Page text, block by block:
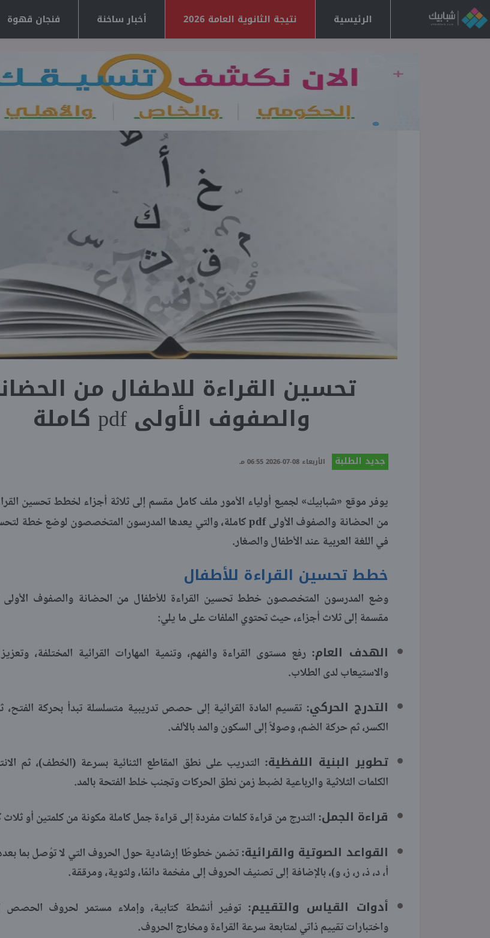
الرئيسية نتيجة الثانوية العامة 2026 أخبار ساخنة فنجان قهوة
تحسين القراءة للاطفال من
والصفوف الأولى pdf كاملة
جديد الطلبة الأربعاء 08-07-2026 06:55 مـ
يوفر موقع «شبابيك» لجميع أولياء الأمور ملف كامل مقسم إلى ثلاثة أجزاء لخطط تحسين
من الحضانة والصفوف الأولىpdfكاملة، والتي يعدها المدرسون المتخصصون لوضع خطة
في اللغة العربية عند الأطفال والصغار.
خطط تحسين القراءة للأطفال
وضع المدرسون المتخصصون خطط تحسين القراءة للأطفال من الحضانة والصفوف
مقسمة إلى ثلاث أجزاء، حيث تحتوي الملفات على ما يلي:
الهدف العام: رفع مستوى القراءة والفهم، وتنمية المهارات القرائية المختلفة،
والاستيعاب لدى الطلاب.
التدرج الحركي: تقسيم المادة القرائية إلى حصص تدريبية متسلسلة تبدأ بحركة الفتح،
الكسر، ثم حركة الضم، وصولاً إلى السكون والمد بالألف.
تطوير البنية اللفظية: التدريب على نطق المقاطع الثنائية بسرعة (الخطف)، ثم
الكلمات الثلاثية والرباعية لضبط زمن نطق الحركات وتجنب خلط الفتحة بالمد.
قراءة الجمل:التدرج من قراءة كلمات مفردة إلى قراءة جمل كاملة مكونة من كلمتين أو
القواعد الصوتية والقرائية:تضمن خطوطًا إرشادية حول الحروف التي لا توُصل بما
أ، د، ذ، ر، ز، و)، بالإضافة إلى تصنيف الحروف إلى مفخمة دائمًا، ولثوية، ومرققة.
أدوات القياس والتقييم: توفير أنشطة كتابية، وإملاء مستمر لحروف الحصص
واختبارات تقييم ذاتي لمتابعة سرعة القراءة ومخارج الحروف.